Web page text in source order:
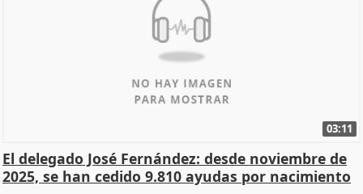
03:11
El delegado José Fernández: desde noviembre de
2025, se han cedido 9.810 ayudas por nacimiento